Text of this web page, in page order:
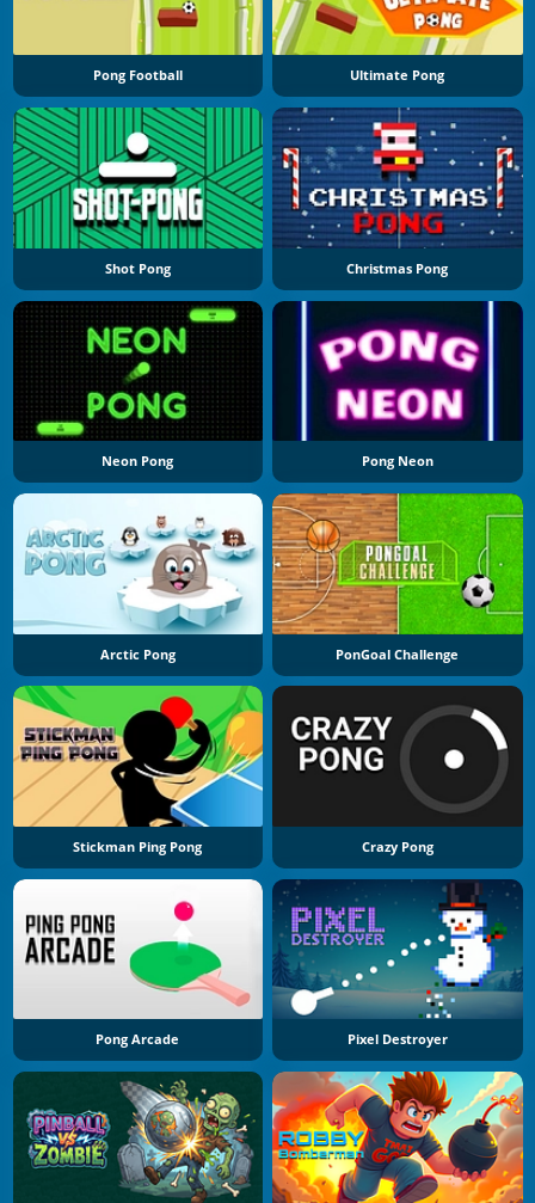
Pong Football Ultimate Pong
Shot Pong Christmas Pong
Neon Pong Pong Neon
Arctic Pong PonGoal Challenge
Stickman Ping Pong Crazy Pong
Pong Arcade Pixel Destroyer